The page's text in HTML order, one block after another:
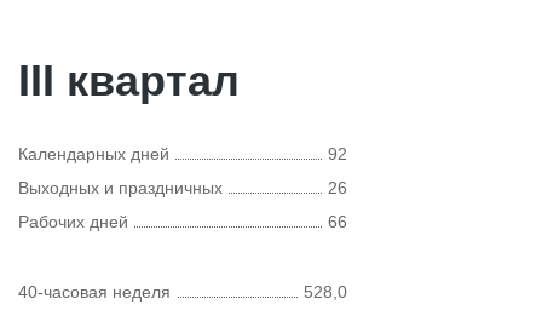
III квартал
Календарных дней
92
Выходных и праздничных
26
Рабочих дней
66
40-часовая неделя 528,0